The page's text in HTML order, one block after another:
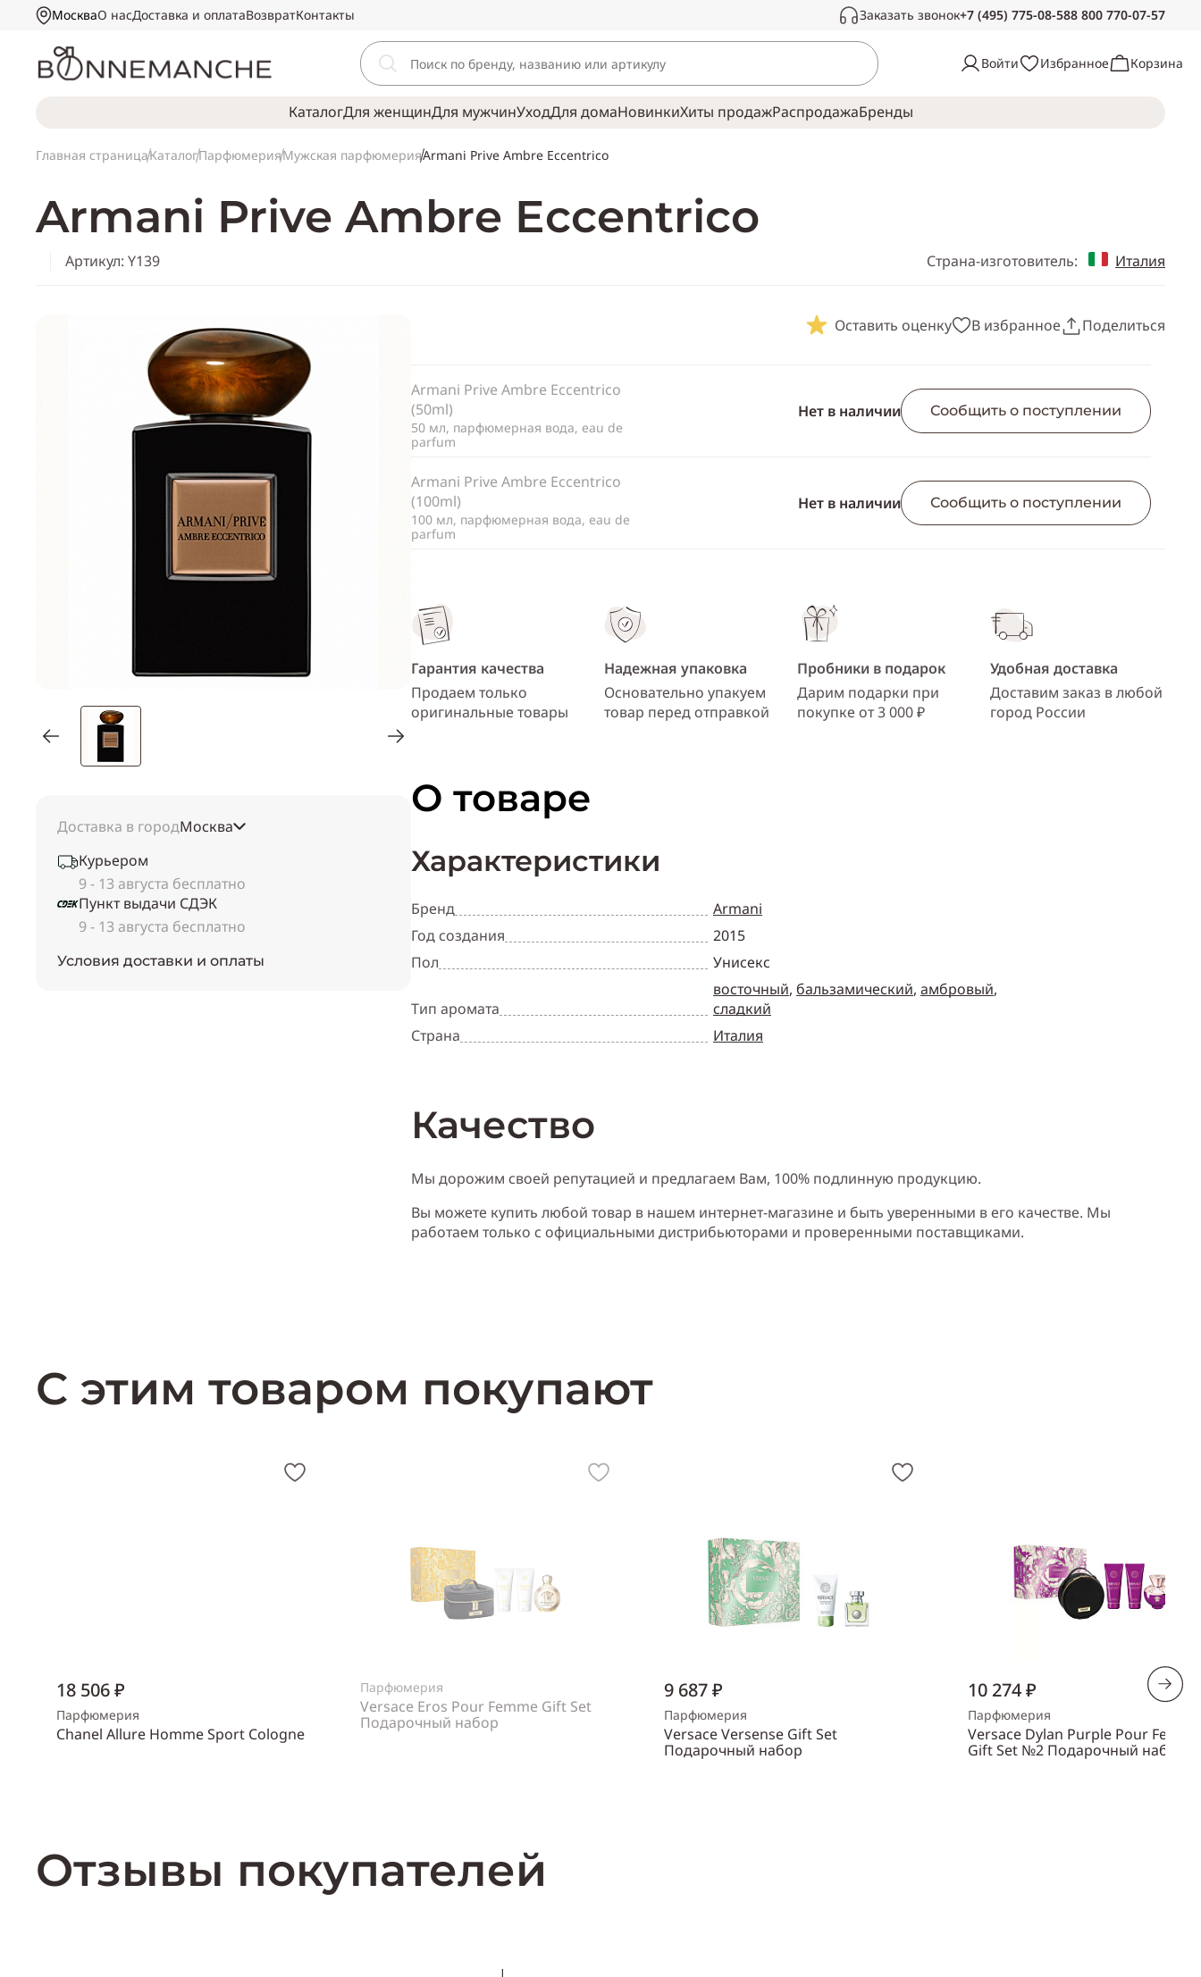
МоскваО насДоставка и оплатаВозвратКонтакты Заказать звонок+7 (495) 775-08-588 800 770-07-57
Связаться с нами
ответим на ваши вопросы
Войти Избранное Корзина
КаталогДля женщинДля мужчинУходДля домаНовинкиХиты продажРаспродажаБрeнды
Главная страницаКаталогПарфюмерияМужская парфюмерияArmani Prive Ambre Eccentrico
Armani Prive Ambre Eccentrico
Артикул: Y139 Страна-изготовитель: Италия
Доставка в городМосква
Курьером
9 - 13 августа бесплатно
Пункт выдачи СДЭК
9 - 13 августа бесплатно
Условия доставки и оплаты
Оставить оценку В избранное Поделиться
Telegram
Viber
Armani Prive Ambre Eccentrico
(50ml)
50 мл, парфюмерная вода, eau de
parfum
Нет в наличии Сообщить о поступлении
Armani Prive Ambre Eccentrico
(100ml)
100 мл, парфюмерная вода, eau de
parfum
Нет в наличии Сообщить о поступлении
Гарантия качества
Продаем только
оригинальные товары
Надежная упаковка
Основательно упакуем
товар перед отправкой
Пробники в подарок
Дарим подарки при
покупке от 3 000 ₽
Удобная доставка
Доставим заказ в любой
город России
О товаре
Характеристики
Бренд
Год создания
Пол
Тип аромата
Страна
Armani
2015
Унисекс
восточный, бальзамический, амбровый,
сладкий
Италия
Качество
Мы дорожим своей репутацией и предлагаем Вам, 100% подлинную продукцию.
Вы можете купить любой товар в нашем интернет-магазине и быть уверенными в его качестве. Мы
работаем только с официальными дистрибьюторами и проверенными поставщиками.
С этим товаром покупают
18 506 ₽
Парфюмерия
Chanel Allure Homme Sport Cologne
Парфюмерия
Versace Eros Pour Femme Gift Set
Подарочный набор
9 687 ₽
Парфюмерия
Versace Versense Gift Set
Подарочный набор
10 274 ₽
Парфюмерия
Versace Dylan Purple Pour Femme
Gift Set №2 Подарочный набор
Отзывы покупателей